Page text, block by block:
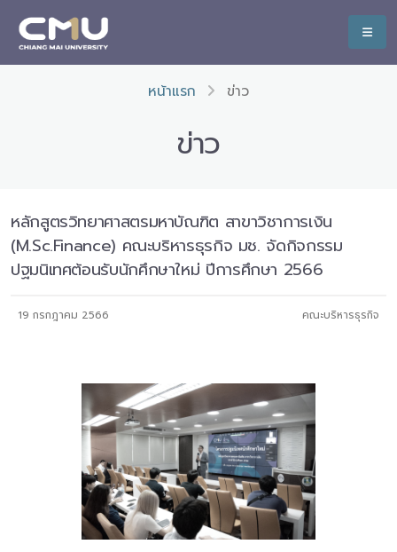
หน้าแรก ข่าว
ข่าว
หลักสูตรวิทยาศาสตรมหาบัณฑิต สาขาวิชาการเงิน
(M.Sc.Finance) คณะบริหารธุรกิจ มช. จัดกิจกรรม
ปฐมนิเทศต้อนรับนักศึกษาใหม่ ปีการศึกษา 2566
19 กรกฎาคม 2566 คณะบริหารธุรกิจ